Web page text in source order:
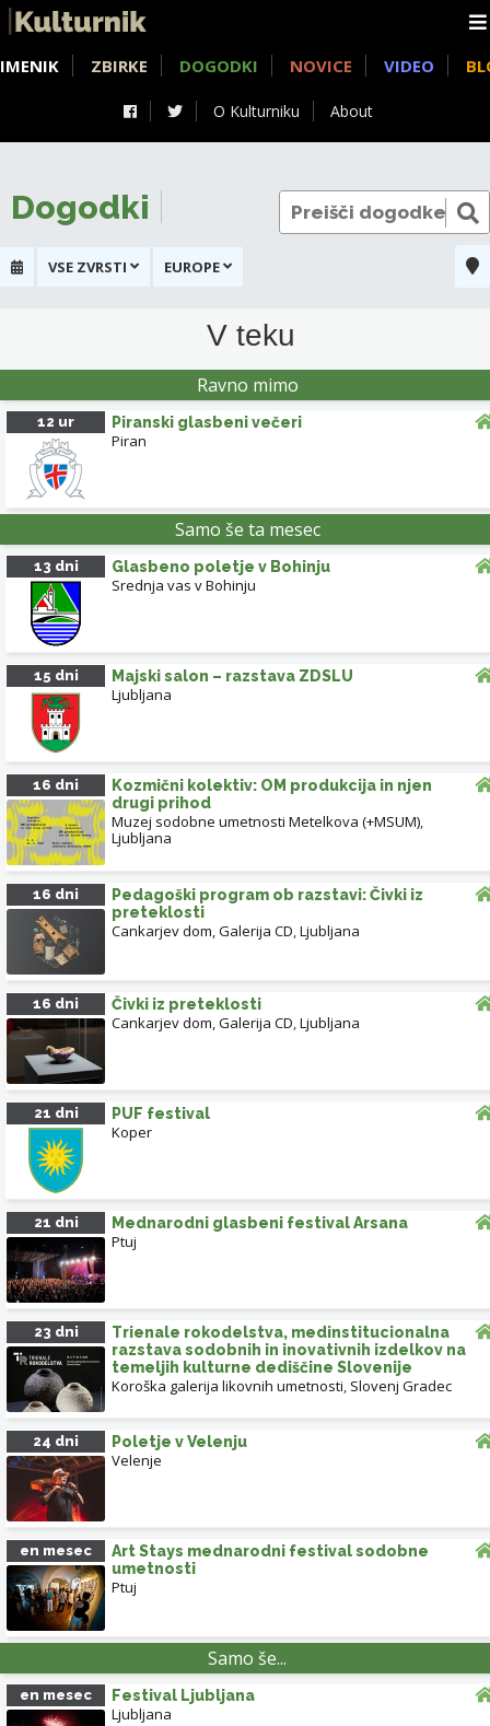
O Kulturniku About
IMENIK ZBIRKE DOGODKI NOVICE VIDEO
Dogodki
VSE ZVRSTI EUROPE
SLOVENJ GRADEC
POSTOJNA
KOPER
VRHNIKA
RADOVLJICA
IZOLA
ANKARAN
SLOVENSKE
V teku
Ravno mimo
12 ur Piranski glasbeni večeri
Piran
Samo še ta mesec
13 dni Glasbeno poletje v Bohinju
Srednja vas v Bohinju
15 dni Majski salon – razstava ZDSLU
Ljubljana
16 dni
Kozmični kolektiv: OM produkcija in njen
drugi prihod
Muzej sodobne umetnosti Metelkova (+MSUM),
Ljubljana
16 dni
Pedagoški program ob razstavi: Čivki iz
preteklosti
Cankarjev dom, Galerija CD,Ljubljana
16 dni Čivki iz preteklosti
Cankarjev dom, Galerija CD,Ljubljana
21 dni PUF festival
Koper
21 dni Mednarodni glasbeni festival Arsana
Ptuj
23 dni
Trienale rokodelstva, medinstitucionalna
razstava sodobnih in inovativnih izdelkov na
temeljih kulturne dediščine Slovenije
Koroška galerija likovnih umetnosti, Slovenj Gradec
24 dni Poletje v Velenju
Velenje
en mesec
Art Stays mednarodni festival sodobne
umetnosti
Ptuj
Samo še...
en mesec Festival Ljubljana
Ljubljana